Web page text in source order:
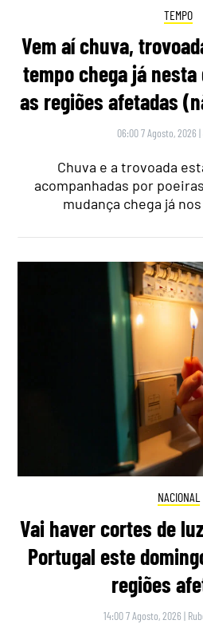
TEMPO
Vem aí chuva,
tempo chega já
as regiões afetadas
06:00 7 Agosto, 2026 |
Chuva e a trovoada
acompanhadas por
mudança chega já
NACIONAL
Vai haver cortes de
Portugal este
regiões
14:00 7 Agosto, 2026 |